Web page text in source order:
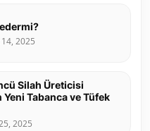
2025
Silah Üreticisi
Yeni Tabanca ve Tüfek
2025